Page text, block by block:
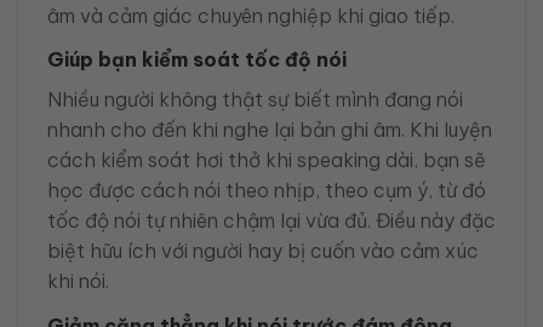
âm và cảm giác chuyên nghiệp khi giao tiếp.
Giúp bạn kiểm soát tốc độ nói
Nhiều người không thật sự biết mình đang nói
nhanh cho đến khi nghe lại bản ghi âm. Khi luyện
cách kiểm soát hơi thở khi speaking dài, bạn sẽ
học được cách nói theo nhịp, theo cụm ý, từ đó
tốc độ nói tự nhiên chậm lại vừa đủ. Điều này đặc
biệt hữu ích với người hay bị cuốn vào cảm xúc
khi nói.